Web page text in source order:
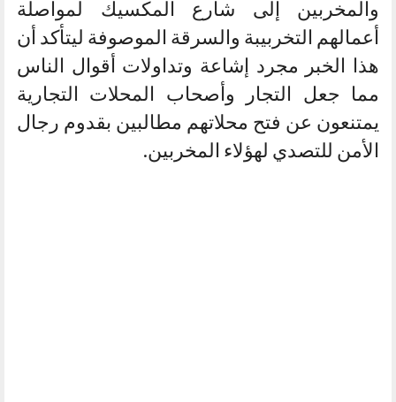
والمخربين إلى شارع المكسيك لمواصلة
أعمالهم التخربيبة والسرقة الموصوفة ليتأكد أن
هذا الخبر مجرد إشاعة وتداولات أقوال الناس
مما جعل التجار وأصحاب المحلات التجارية
يمتنعون عن فتح محلاتهم مطالبين بقدوم رجال
الأمن للتصدي لهؤلاء المخربين.